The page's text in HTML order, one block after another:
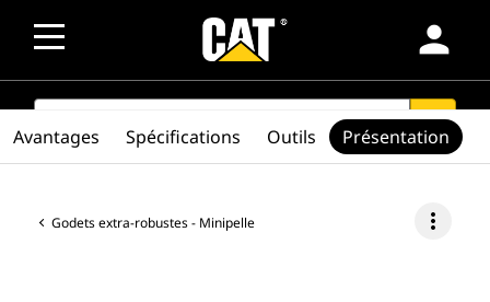
person
SEARCH search
Godets extra-robustes - Minipelle more_vert
Avantages Spécifications Outils Présentation